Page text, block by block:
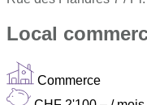
Local
Commerce